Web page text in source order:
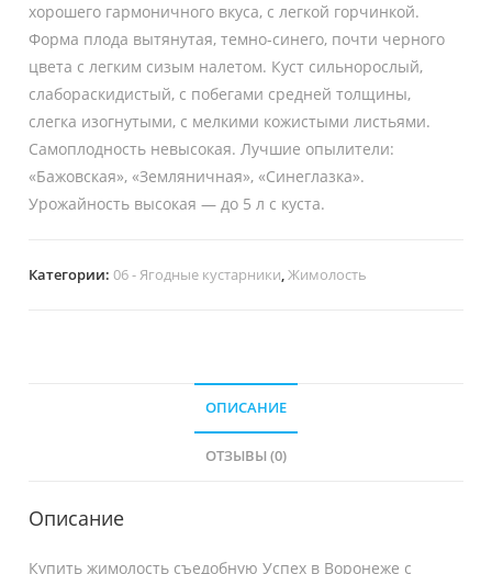
хорошего гармоничного вкуса, с легкой горчинкой.
Форма плода вытянутая, темно-синего, почти черного
цвета с легким сизым налетом. Куст сильнорослый,
слабораскидистый, с побегами средней толщины,
слегка изогнутыми, с мелкими кожистыми листьями.
Самоплодность невысокая. Лучшие опылители:
«Бажовская», «Земляничная», «Синеглазка».
Урожайность высокая — до 5 л с куста.
Категории:06 - Ягодные кустарники,Жимолость
ОПИСАНИЕ
ОТЗЫВЫ (0)
Описание
Купить жимолость съедобную Успех в Воронеже с